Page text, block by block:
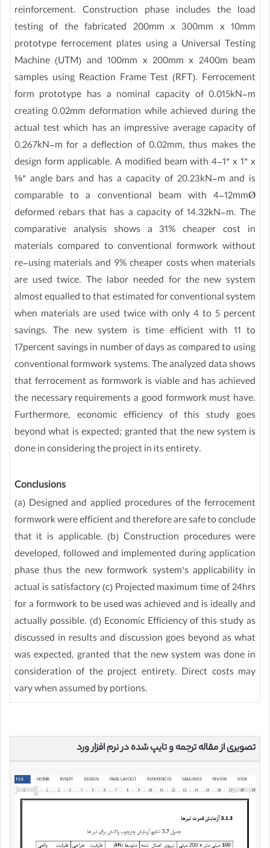
reinforcement. Construction phase includes the load
testing of the fabricated 200mm x 300mm x 10mm
prototype ferrocement plates using a Universal Testing
Machine (UTM) and 100mm x 200mm x 2400m beam
samples using Reaction Frame Test (RFT). Ferrocement
form prototype has a nominal capacity of 0.015kN-m
creating 0.02mm deformation while achieved during the
actual test which has an impressive average capacity of
0.267kN-m for a deflection of 0.02mm, thus makes the
design form applicable. A modified beam with 4-1” x 1” x
⅛” angle bars and has a capacity of 20.23kN-m and is
comparable to a conventional beam with 4-12mmØ
deformed rebars that has a capacity of 14.32kN-m. The
comparative analysis shows a 31% cheaper cost in
materials compared to conventional formwork without
re-using materials and 9% cheaper costs when materials
are used twice. The labor needed for the new system
almost equalled to that estimated for conventional system
when materials are used twice with only 4 to 5 percent
savings. The new system is time efficient with 11 to
17percent savings in number of days as compared to using
conventional formwork systems. The analyzed data shows
that ferrocement as formwork is viable and has achieved
the necessary requirements a good formwork must have.
Furthermore, economic efficiency of this study goes
beyond what is expected; granted that the new system is
done in considering the project in its entirety.
Conclusions
(a) Designed and applied procedures of the ferrocement
formwork were efficient and therefore are safe to conclude
that it is applicable. (b) Construction procedures were
developed, followed and implemented during application
phase thus the new formwork system’s applicability in
actual is satisfactory (c) Projected maximum time of 24hrs
for a formwork to be used was achieved and is ideally and
actually possible. (d) Economic Efficiency of this study as
discussed in results and discussion goes beyond as what
was expected, granted that the new system was done in
consideration of the project entirety. Direct costs may
vary when assumed by portions.
تصویری از مقاله ترجمه و تایپ شده در نرم افزار ورد